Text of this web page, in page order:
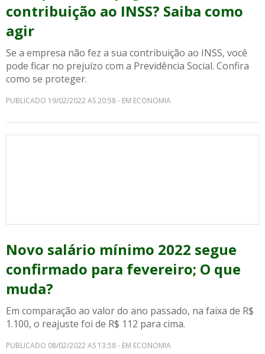
contribuição ao INSS? Saiba como
agir
Se a empresa não fez a sua contribuição ao INSS, você
pode ficar no prejuízo com a Previdência Social. Confira
como se proteger.
PUBLICADO 19/02/2022 AS 20:58 - EM ECONOMIA
Novo salário mínimo 2022 segue
confirmado para fevereiro; O que
muda?
Em comparação ao valor do ano passado, na faixa de R$
1.100, o reajuste foi de R$ 112 para cima.
PUBLICADO 08/02/2022 AS 13:58 - EM ECONOMIA